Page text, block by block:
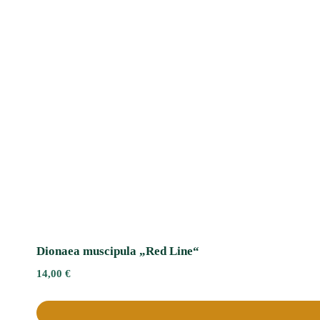
Dionaea muscipula „Red Line“
14,00 €